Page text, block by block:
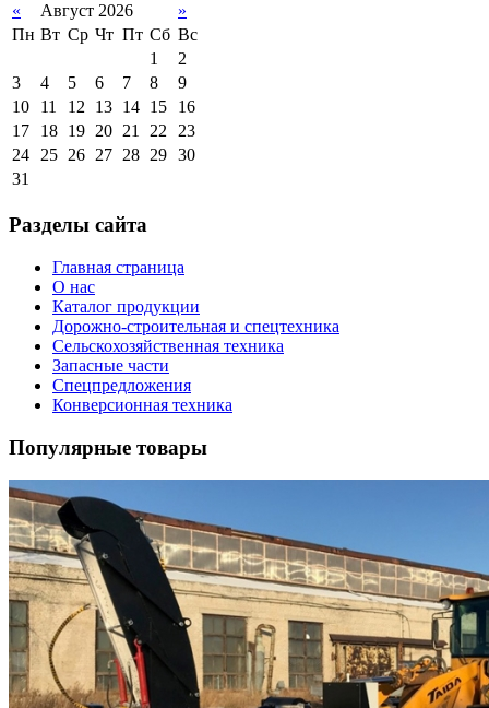
« Август 2026
»
Пн Вт Ср Чт Пт Сб Вс
1
2
3
4 5 6 7 8
9
10
11 12 13 14 15
16
17
18 19 20 21 22 23
24 25 26 27 28 29 30
31
Разделы сайта
Главная страница
О нас
Каталог продукции
Дорожно-строительная и спецтехника
Сельскохозяйственная техника
Запасные части
Спецпредложения
Конверсионная техника
Популярные товары